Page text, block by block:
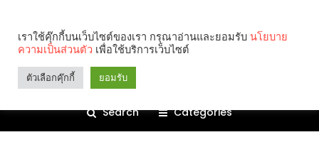
Search Categories
เราใช้คุ๊กกี้บนเว็บไซต์ของเรา กรุณาอ่านและยอมรับ นโยบาย
ความเป็นส่วนตัว เพื่อใช้บริการเว็บไซต์
ตัวเลือกคุ๊กกี้ ยอมรับ